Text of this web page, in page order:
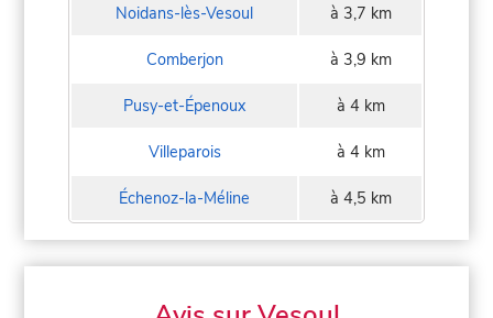
Noidans-lès-Vesoul à 3,7 km
Comberjon à 3,9 km
Pusy-et-Épenoux à 4 km
Villeparois à 4 km
Échenoz-la-Méline à 4,5 km